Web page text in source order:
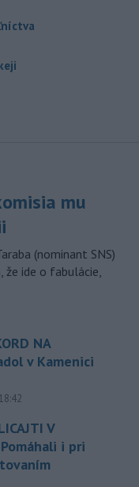
mu
(nominant SNS)
ide o fabulácie,
NA
v Kamenici
V
Pomáhali i pri